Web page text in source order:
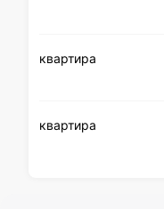
квартира
квартира